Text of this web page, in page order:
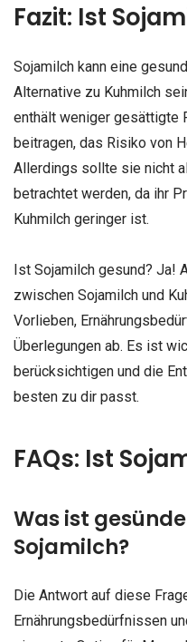
Fazit: Ist
Sojamilch kann eine
Alternative zu Kuhmilch
enthält weniger gesättigte
beitragen, das Risiko von
Allerdings sollte sie nicht
betrachtet werden, da ihr
Kuhmilch geringer ist.
Ist Sojamilch gesund? Ja!
zwischen Sojamilch und
Vorlieben,
Überlegungen ab. Es ist
berücksichtigen und die
besten zu dir passt.
FAQs: Ist
Was ist
Sojamilch?
Die Antwort auf diese
Ernährungsbedürfnissen